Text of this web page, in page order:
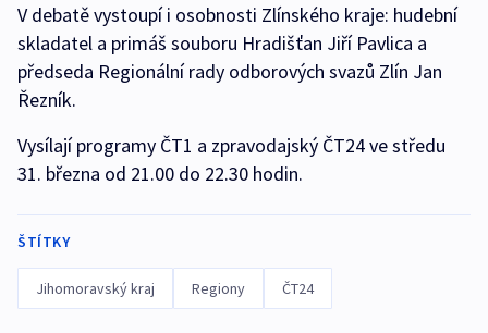
V debatě vystoupí i osobnosti Zlínského kraje: hudební
skladatel a primáš souboru Hradišťan Jiří Pavlica a
předseda Regionální rady odborových svazů Zlín Jan
Řezník.
Vysílají programy ČT1 a zpravodajský ČT24 ve středu
31. března od 21.00 do 22.30 hodin.
ŠTÍTKY
Jihomoravský kraj Regiony ČT24